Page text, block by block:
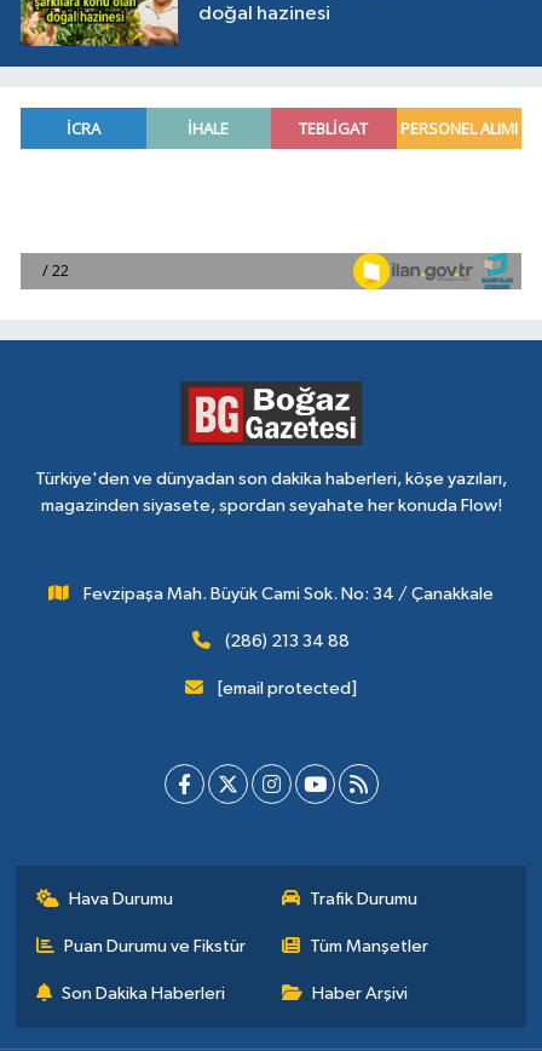
doğal hazinesi
Türkiye'den ve dünyadan son dakika haberleri, köşe yazıları,
magazinden siyasete, spordan seyahate her konuda Flow!
Fevzipaşa Mah. Büyük Cami Sok. No: 34 / Çanakkale
(286) 213 34 88
[email protected]
Hava Durumu Trafik Durumu
Puan Durumu ve Fikstür Tüm Manşetler
Son Dakika Haberleri Haber Arşivi